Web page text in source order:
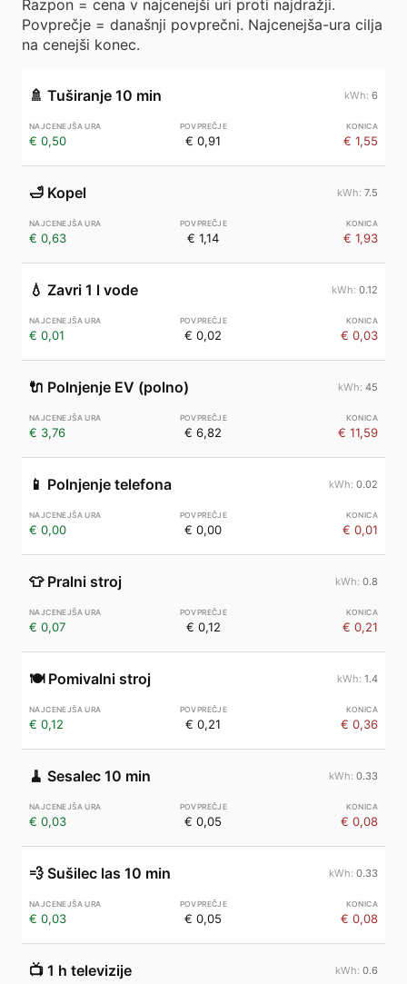
Razpon = cena v najcenejši uri proti najdražji.
Povprečje = današnji povprečni. Najcenejša-ura cilja
na cenejši konec.
🚿 Tuširanje 10 min 6
€ 0,50 € 0,91 € 1,55
🛁 Kopel 7.5
€ 0,63 € 1,14 € 1,93
💧 Zavri 1 l vode 0.12
€ 0,01 € 0,02 € 0,03
🔌 Polnjenje EV (polno) 45
€ 3,76 € 6,82 € 11,59
📱 Polnjenje telefona 0.02
€ 0,00 € 0,00 € 0,01
👕 Pralni stroj 0.8
€ 0,07 € 0,12 € 0,21
🍽️ Pomivalni stroj 1.4
€ 0,12 € 0,21 € 0,36
🧹 Sesalec 10 min 0.33
€ 0,03 € 0,05 € 0,08
💨 Sušilec las 10 min 0.33
€ 0,03 € 0,05 € 0,08
📺 1 h televizije 0.6